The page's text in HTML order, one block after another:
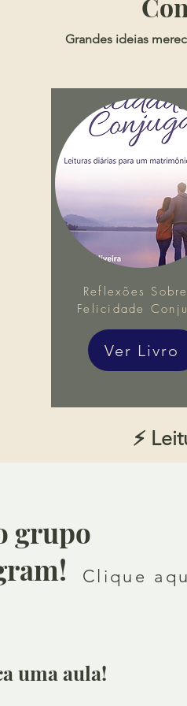
Grandes ideias
⚡
Reflexões
Felicidade
Ver Livro
grupo
Clique
uma aula!